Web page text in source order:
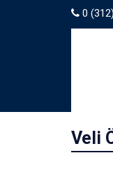
0
Veli